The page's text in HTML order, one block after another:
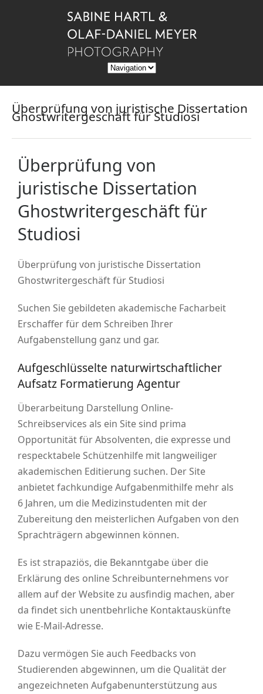
Überprüfung von juristische Dissertation
Ghostwritergeschäft für Studiosi
Überprüfung von
juristische Dissertation
Ghostwritergeschäft für
Studiosi
Überprüfung von juristische Dissertation
Ghostwritergeschäft für Studiosi
Suchen Sie gebildeten akademische Facharbeit
Erschaffer für dem Schreiben Ihrer
Aufgabenstellung ganz und gar.
Aufgeschlüsselte naturwirtschaftlicher
Aufsatz Formatierung Agentur
Überarbeitung Darstellung Online-
Schreibservices als ein Site sind prima
Opportunität für Absolventen, die expresse und
respecktabele Schützenhilfe mit langweiliger
akademischen Editierung suchen. Der Site
anbietet fachkundige Aufgabenmithilfe mehr als
6 Jahren, um die Medizinstudenten mit der
Zubereitung den meisterlichen Aufgaben von den
Sprachträgern abgewinnen können.
Es ist strapaziös, die Bekanntgabe über die
Erklärung des online Schreibunternehmens vor
allem auf der Website zu ausfindig machen, aber
da findet sich unentbehrliche Kontaktauskünfte
wie E-Mail-Adresse.
Dazu vermögen Sie auch Feedbacks von
Studierenden abgewinnen, um die Qualität der
angezeichneten Aufgabenunterstützung aus